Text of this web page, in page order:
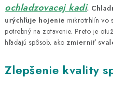
ochladzovacej kadi.
urýchľuje hojenie mikrotrhlín vo
potrebný na zotavenie. Preto je
hľadajú spôsob, ako zmierniť
Zlepšenie kvality